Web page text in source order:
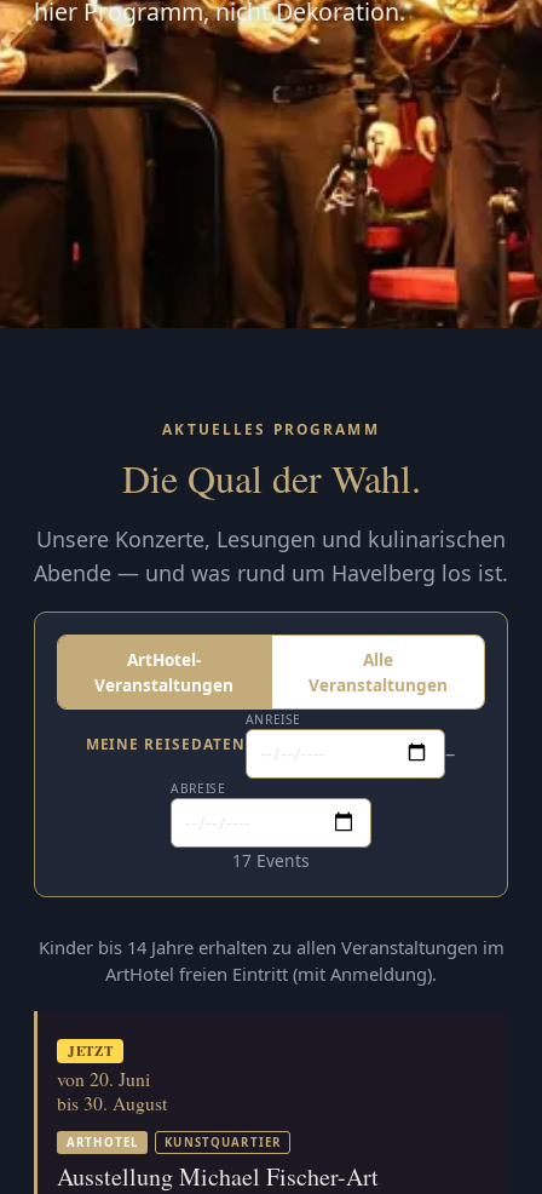
hier Programm, nicht Dekoration.
AKTUELLES PROGRAMM
Die Qual der Wahl.
Unsere Konzerte, Lesungen und kulinarischen
Abende — und was rund um Havelberg los ist.
ArtHotel-
Veranstaltungen
Alle
Veranstaltungen
MEINE REISEDATEN
ANREISE
–
ABREISE
17 Events
Kinder bis 14 Jahre erhalten zu allen Veranstaltungen im
ArtHotel freien Eintritt (mit Anmeldung).
JETZT
von 20. Juni
bis 30. August
ARTHOTEL KUNSTQUARTIER
Ausstellung Michael Fischer-Art